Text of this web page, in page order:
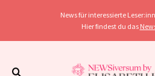
News für interessierte
Hier findest du das